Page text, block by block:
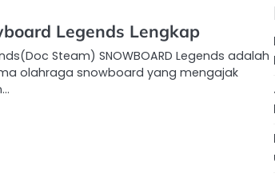
Legends Lengkap
Steam) SNOWBOARD Legends adalah
olahraga snowboard yang mengajak